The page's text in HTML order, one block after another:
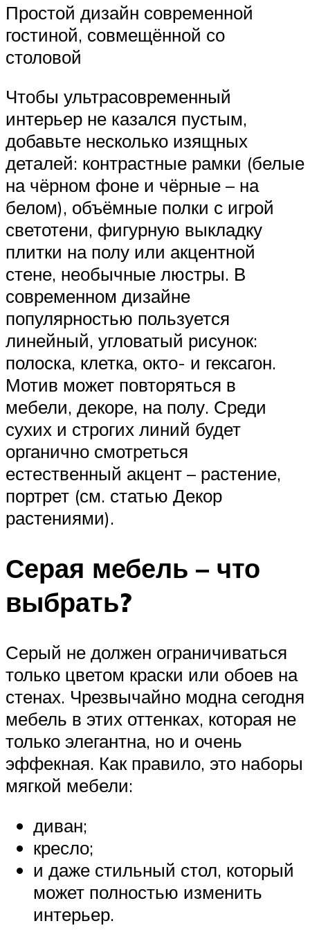
Простой дизайн современной
гостиной, совмещённой со
столовой
Чтобы ультрасовременный
интерьер не казался пустым,
добавьте несколько изящных
деталей: контрастные рамки (белые
на чёрном фоне и чёрные – на
белом), объёмные полки с игрой
светотени, фигурную выкладку
плитки на полу или акцентной
стене, необычные люстры. В
современном дизайне
популярностью пользуется
линейный, угловатый рисунок:
полоска, клетка, окто- и гексагон.
Мотив может повторяться в
мебели, декоре, на полу. Среди
сухих и строгих линий будет
органично смотреться
естественный акцент – растение,
портрет (см. статью Декор
растениями).
Серая мебель – что
выбрать?
Серый не должен ограничиваться
только цветом краски или обоев на
стенах. Чрезвычайно модна сегодня
мебель в этих оттенках, которая не
только элегантна, но и очень
эффекная. Как правило, это наборы
мягкой мебели:
диван;
кресло;
и даже стильный стол, который
может полностью изменить
интерьер.